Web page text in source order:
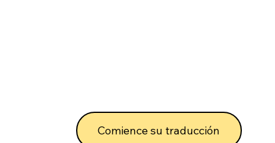
Comience su traducción